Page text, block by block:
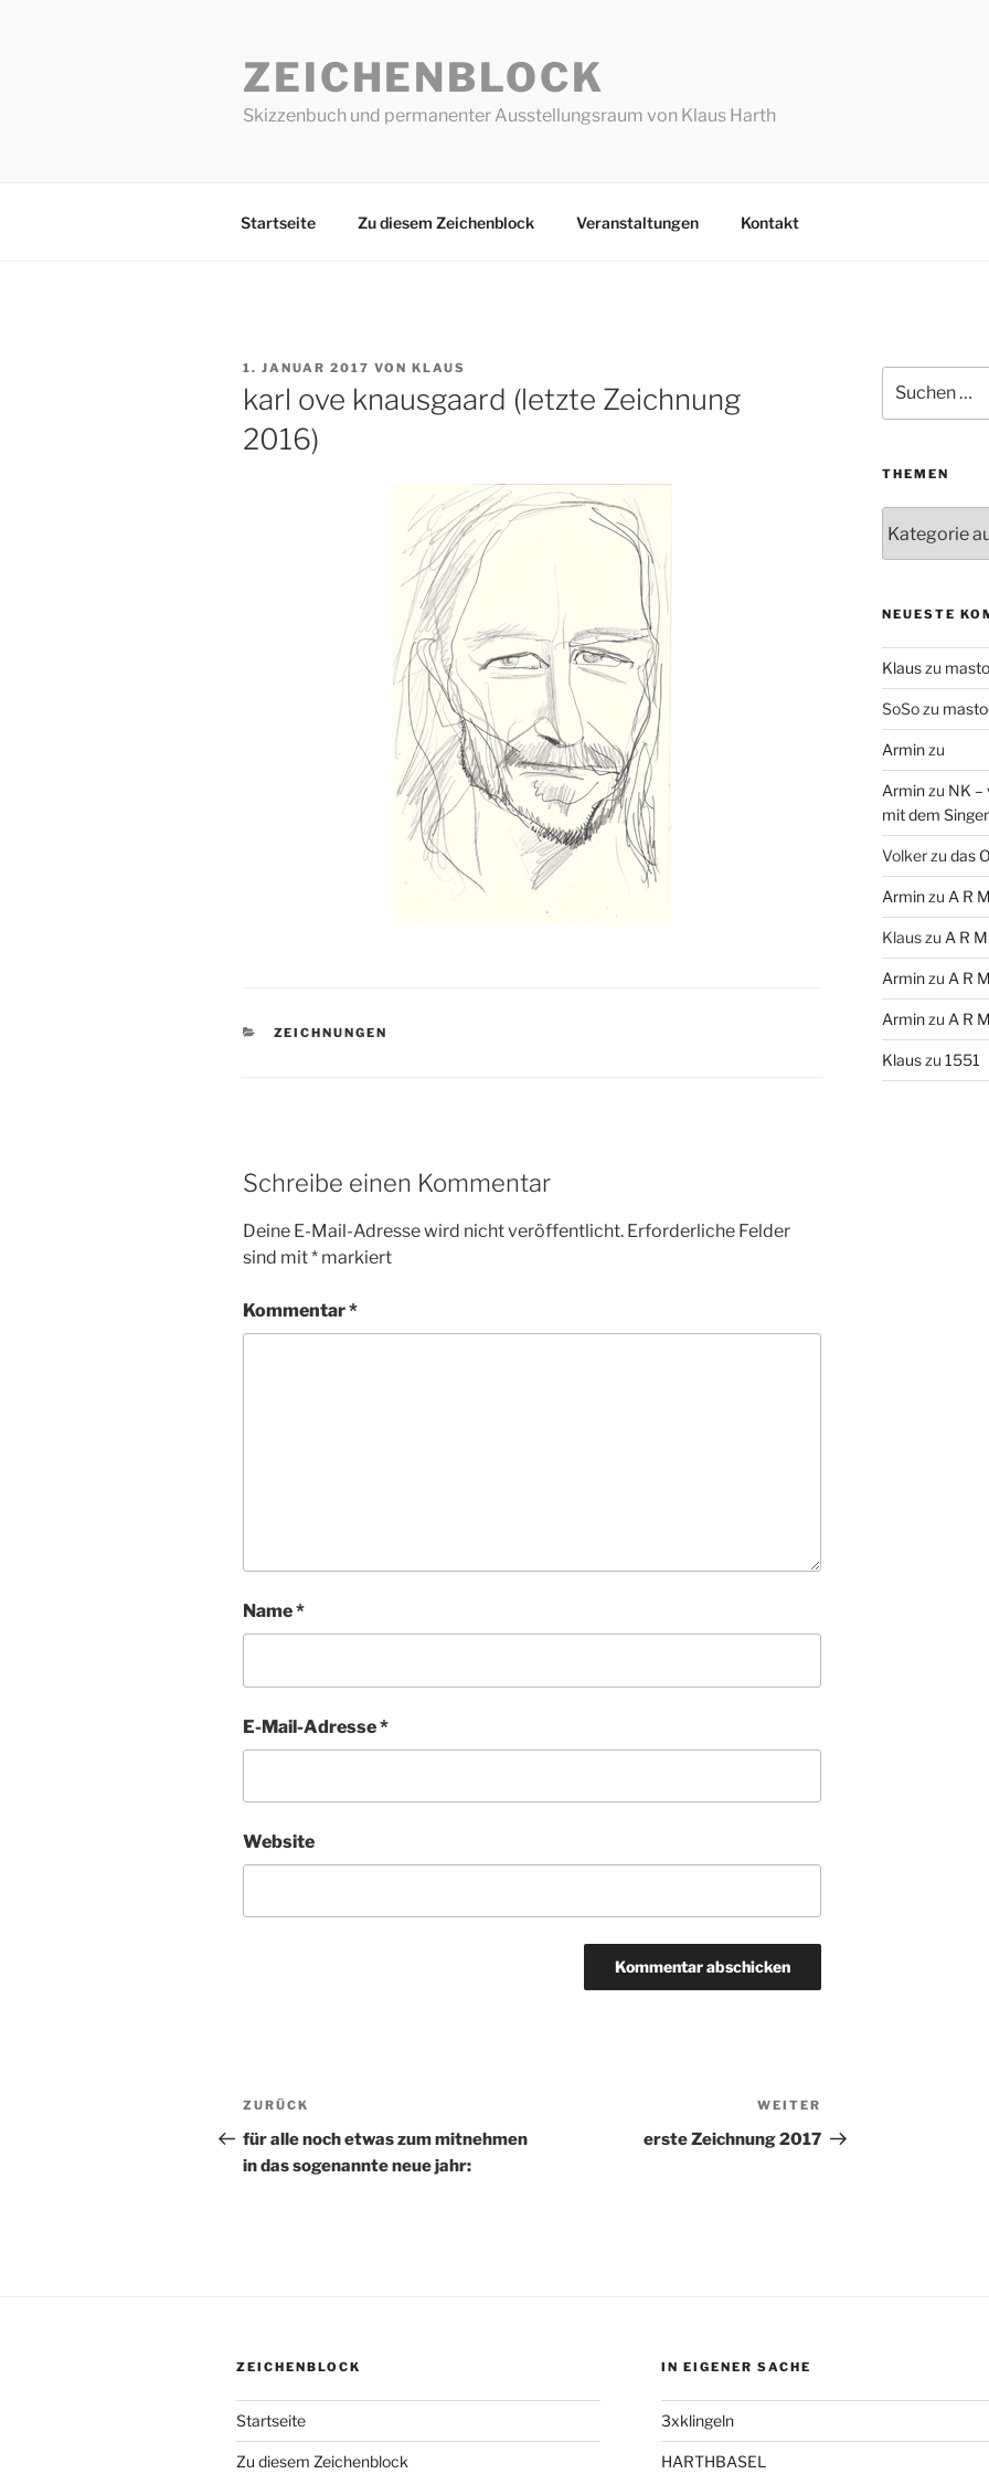
ZEICHENBLOCK
Skizzenbuch und permanenter Ausstellungsraum von Klaus Harth
Startseite Zu diesem Zeichenblock Veranstaltungen Kontakt
VERÖFFENTLICHT
AM
1. JANUAR 2017 VON KLAUS
karl ove knausgaard (letzte Zeichnung
2016)
KATEGORIEN
ZEICHNUNGEN
Schreibe einen Kommentar
Deine E-Mail-Adresse wird nicht veröffentlicht. Erforderliche Felder
sind mit* markiert
Kommentar*
Name*
E-Mail-Adresse*
Website
Beitragsnavigation
Vorheriger
Beitrag
ZURÜCK
für alle noch etwas zum mitnehmen
in das sogenannte neue jahr:
Beitrag
WEITER
erste Zeichnung 2017
nach:
THEMEN
NEUESTE
Klauszu
SoSozu
Arminzu
Arminzu NK –
mit dem
Volkerzu das
Arminzu A R
Klauszu A R
Arminzu A R
Arminzu A R
Klauszu 1551
ZEICHENBLOCK
Startseite
Zu diesem Zeichenblock
IN EIGENER SACHE
3xklingeln
HARTHBASEL